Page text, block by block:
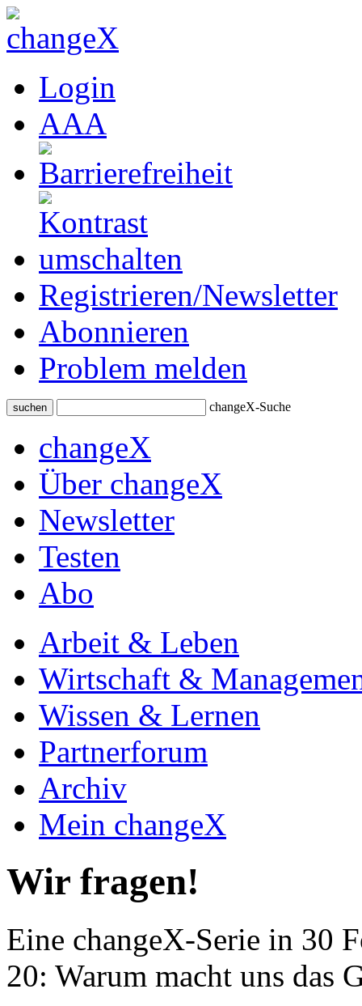
Login
AAA
Registrieren/Newsletter
Abonnieren
Problem melden
suchen changeX-Suche
changeX
Über changeX
Newsletter
Testen
Abo
Arbeit & Leben
Wirtschaft &
Wissen & Lernen
Partnerforum
Archiv
Mein changeX
Wir fragen!
Eine changeX-Serie in 30
20: Warum macht uns das